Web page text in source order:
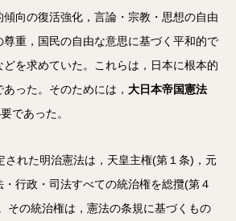
向の復活強化，言論・宗教・思想の自由
重，国民の自由な意思に基づく平和的で
を求めていた。これらは，日本に根本的
った。そのためには， 大日本帝国憲法
であった。
された明治憲法は，天皇主権(第１条)，元
行政・司法すべての統治権を総攬(第４
その統治権は，憲法の条規に基づくもの